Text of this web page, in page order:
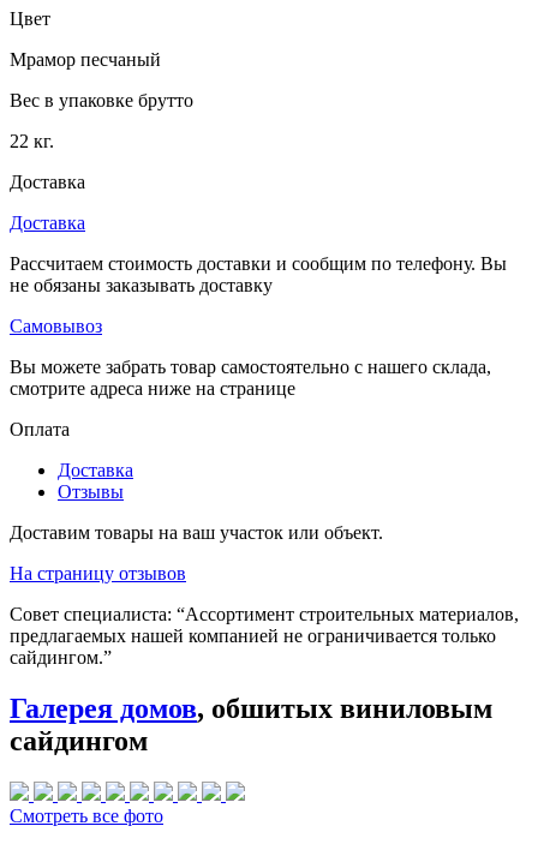
Цвет
Мрамор песчаный
Вес в упаковке брутто
22 кг.
Доставка
Доставка
Рассчитаем стоимость доставки и сообщим по телефону. Вы
не обязаны заказывать доставку
Самовывоз
Вы можете забрать товар самостоятельно с нашего склада,
смотрите адреса ниже на странице
Оплата
Доставка
Отзывы
Доставим товары на ваш участок или объект.
На страницу отзывов
Совет специалиста: “Ассортимент строительных материалов,
предлагаемых нашей компанией не ограничивается только
сайдингом.”
Галерея домов, обшитых виниловым
сайдингом
Смотреть все фото